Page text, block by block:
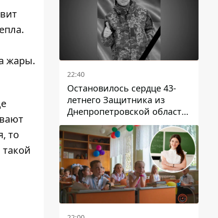
жары.
то
22:40
Остановилось сердце 43-
летнего Защитника из
Днепропетровской области
Евгения Зинченко